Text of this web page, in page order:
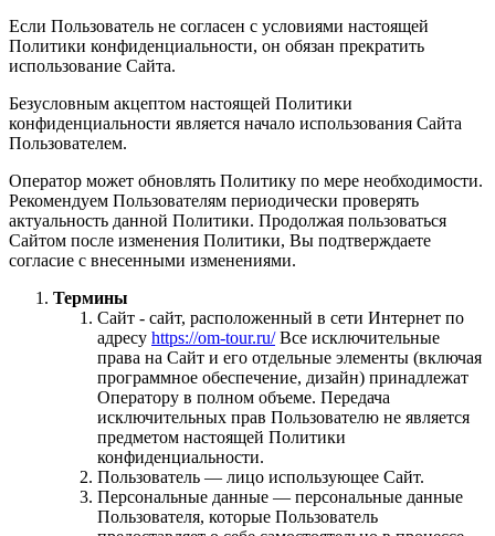
Если Пользователь не согласен с условиями настоящей
Политики конфиденциальности, он обязан прекратить
использование Сайта.
Безусловным акцептом настоящей Политики
конфиденциальности является начало использования Сайта
Пользователем.
Оператор может обновлять Политику по мере необходимости.
Рекомендуем Пользователям периодически проверять
актуальность данной Политики. Продолжая пользоваться
Сайтом после изменения Политики, Вы подтверждаете
согласие с внесенными изменениями.
Термины
Сайт - сайт, расположенный в сети Интернет по
адресу https://om-tour.ru/Все исключительные
права на Сайт и его отдельные элементы (включая
программное обеспечение, дизайн) принадлежат
Оператору в полном объеме. Передача
исключительных прав Пользователю не является
предметом настоящей Политики
конфиденциальности.
Пользователь — лицо использующее Сайт.
Персональные данные — персональные данные
Пользователя, которые Пользователь